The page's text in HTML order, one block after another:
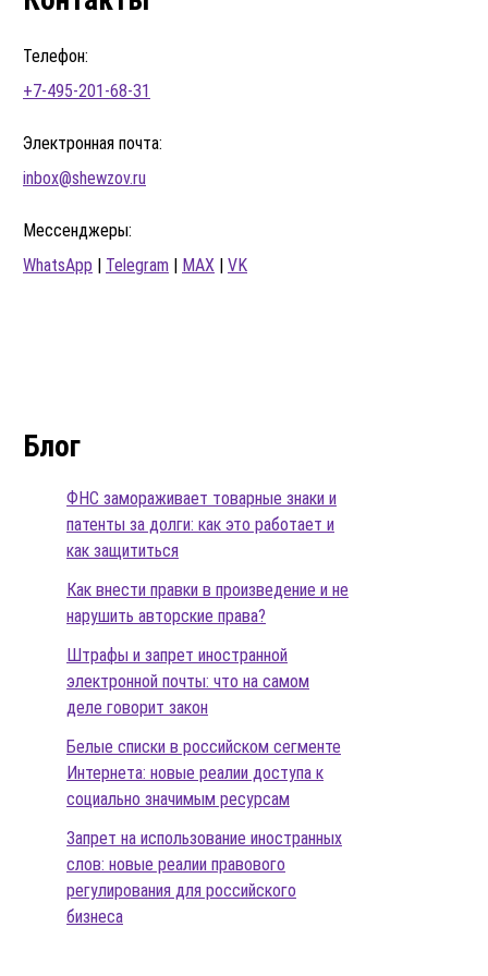
Телефон:
+7-495-201-68-31
Электронная почта:
inbox@shewzov.ru
Мессенджеры:
WhatsApp | Telegram | MAX | VK
Блог
ФНС замораживает товарные знаки и
патенты за долги: как это работает и
как защититься
Как внести правки в произведение и не
нарушить авторские права?
Штрафы и запрет иностранной
электронной почты: что на самом
деле говорит закон
Белые списки в российском сегменте
Интернета: новые реалии доступа к
социально значимым ресурсам
Запрет на использование иностранных
слов: новые реалии правового
регулирования для российского
бизнеса